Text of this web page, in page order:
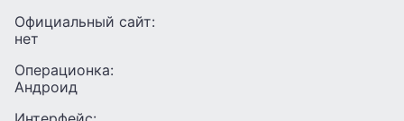
Официальный сайт:
нет
Операционка:
Андроид